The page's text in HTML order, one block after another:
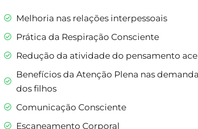
Melhoria nas relações interpessoais
Prática da Respiração Consciente
Redução da atividade do pensamento
Benefícios da Atenção Plena nas
dos filhos
Comunicação Consciente
Escaneamento Corporal